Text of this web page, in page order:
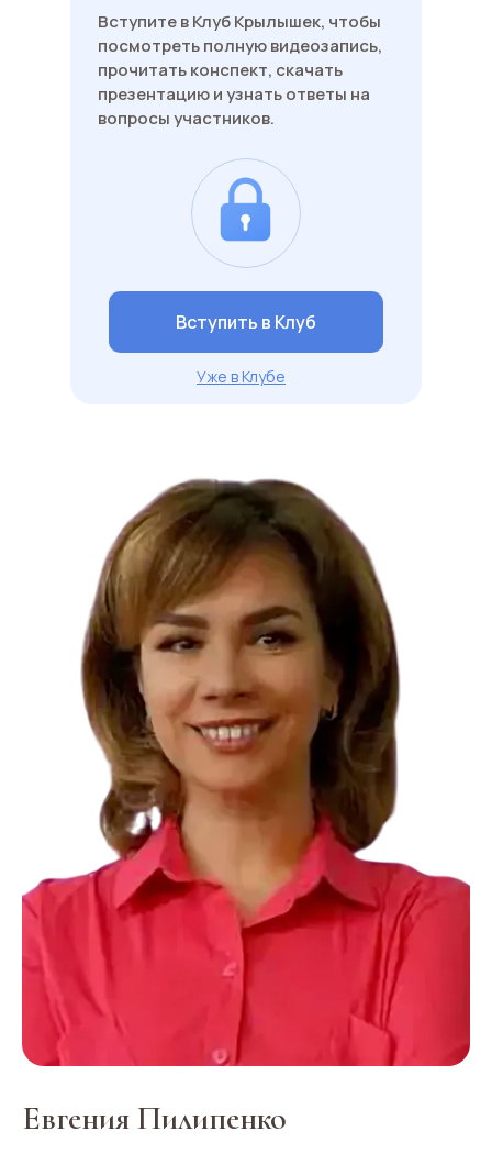
Вступите в Клуб Крылышек, чтобы
посмотреть полную видеозапись,
прочитать конспект, скачать
презентацию и узнать ответы на
вопросы участников.
Вступить в Клуб
Уже в Клубе
Евгения Пилипенко